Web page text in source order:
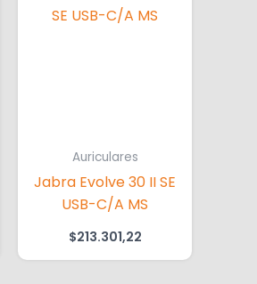
Auriculares
Jabra Evolve 30 II SE
USB-C/A MS
$213.301,22